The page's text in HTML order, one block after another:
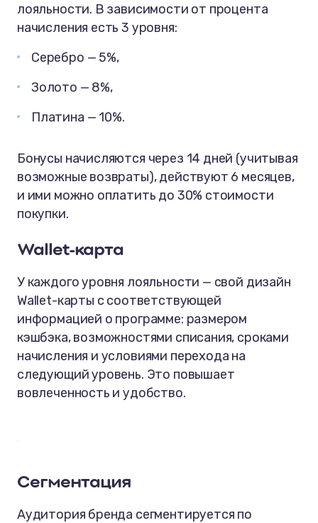
лояльности. В зависимости от процента
начисления есть 3 уровня:
Серебро — 5%,
Золото — 8%,
Платина — 10%.
Бонусы начисляются через 14 дней (учитывая
возможные возвраты), действуют 6 месяцев,
и ими можно оплатить до 30% стоимости
покупки.
Wallet-карта
У каждого уровня лояльности — свой дизайн
Wallet-карты с соответствующей
информацией о программе: размером
кэшбэка, возможностями списания, сроками
начисления и условиями перехода на
следующий уровень. Это повышает
вовлеченность и удобство.
Сегментация
Аудитория бренда сегментируется по